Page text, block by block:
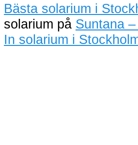
Bästa solarium i
solarium på Suntana
In solarium i